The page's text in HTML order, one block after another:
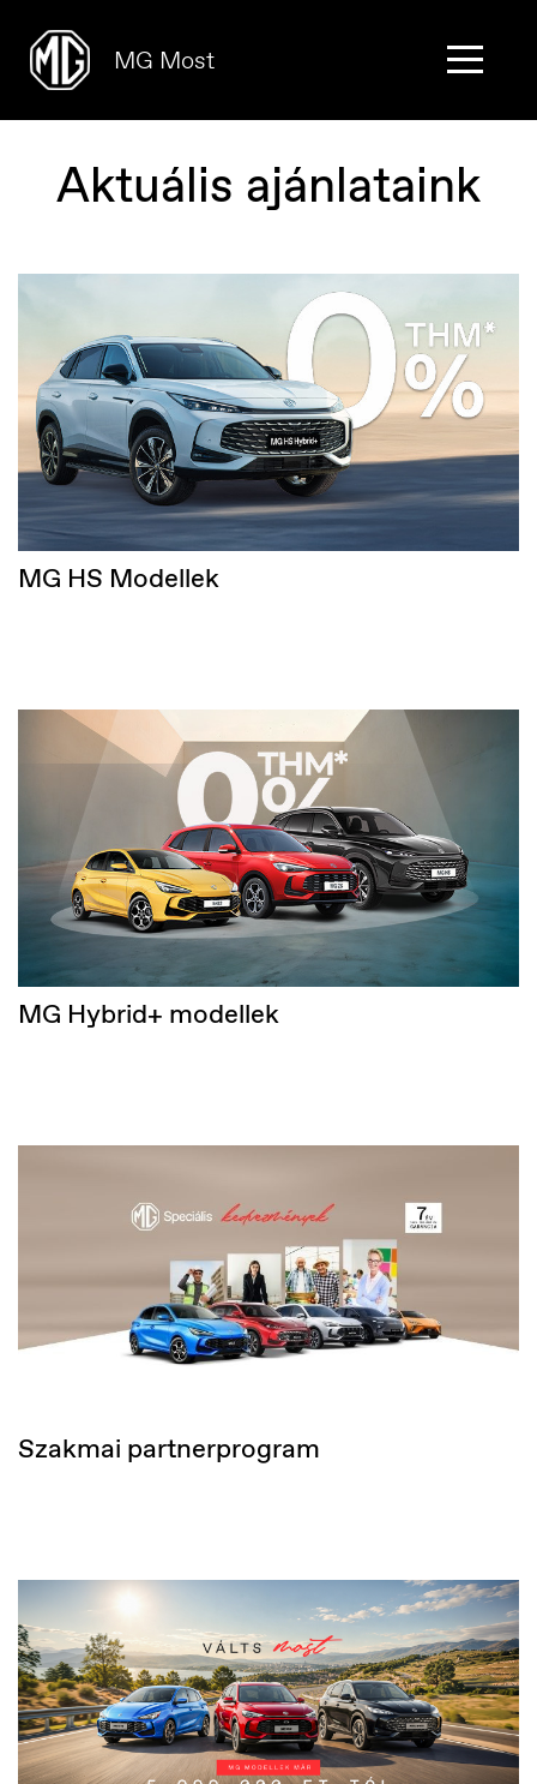
MG Most
Aktuális ajánlataink
MG HS Modellek
MG Hybrid+ modellek
Szakmai partnerprogram